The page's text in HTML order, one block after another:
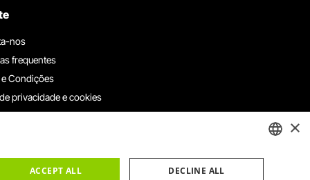
nos
frequentes
Condições
privacidade e cookies
connosco
×
ACCEPT ALL DECLINE ALL